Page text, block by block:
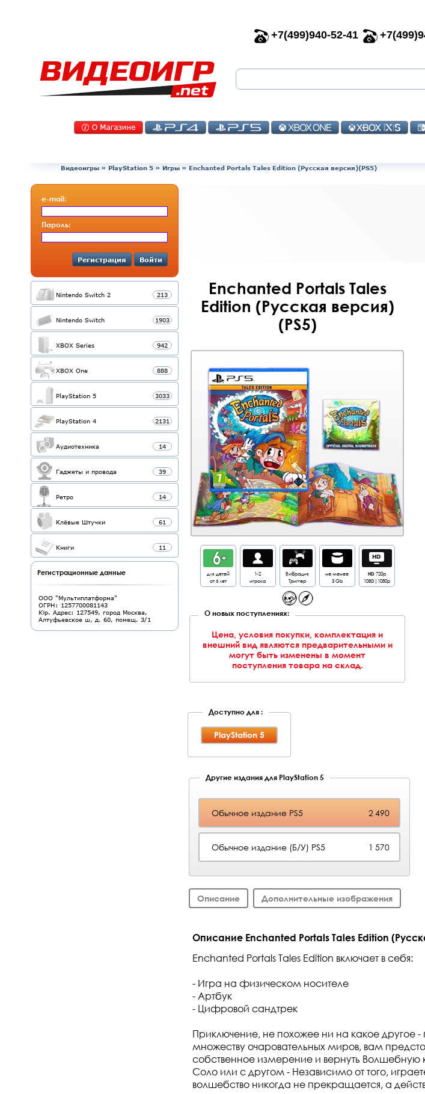
+7(499)940-52-41
Видеоигры » PlayStation 5 » Игры » Enchanted Portals Tales Edition (Русская версия)(PS5)
e-mail:
Пароль:
Регистрация Войти
Nintendo Switch 2 213
Nintendo Switch 1903
XBOX Series 942
XBOX One 888
PlayStation 5 3033
PlayStation 4 2131
Аудиотехника 14
Гаджеты и провода 39
Ретро 14
Клёвые Штучки 61
Книги 11
Регистрационные данные
ООО "Мультиплатформа"
ОГРН: 1257700081143
Юр. Адрес: 127549, город Москва,
Алтуфьевское ш, д. 60, помещ. 3/1
Enchanted Portals Tales
Edition (Русская версия)
(PS5)
для детей
от 6 лет
1-2
игрока
Вибрация
Триггер
не менее
3 Gb
HD720p
1080i|1080p
О новых поступлениях:
Цена, условия покупки, комплектация и
внешний вид являются предварительными и
могут быть изменены в момент
поступления товара на склад.
Доступно для :
PlayStation 5
Другие издания для PlayStation 5
Обычное издание PS5 2 490
Обычное издание (Б/У) PS5 1 570
Описание Дополнительные изображения
Описание Enchanted Portals Tales Edition
Enchanted Portals Tales Edition включает в себя:
- Игра на физическом носителе
- Артбук
- Цифровой сандтрек
Приключение, не похожее ни на какое другое
множеству очаровательных миров, вам
собственное измерение и вернуть Волшебную
Соло или с другом - Независимо от того,
волшебство никогда не прекращается, а